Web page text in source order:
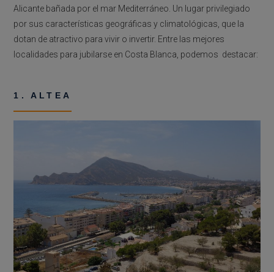
Alicante bañada por el mar Mediterráneo. Un lugar privilegiado
por sus características geográficas y climatológicas, que la
dotan de atractivo para vivir o invertir. Entre las mejores
localidades para jubilarse en Costa Blanca, podemos destacar:
1. ALTEA